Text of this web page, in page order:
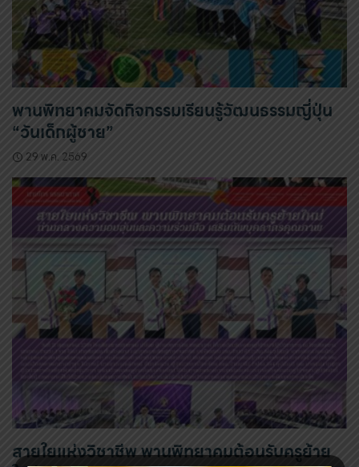
พานพิทยาคมจัดกิจกรรมเรียนรู้วัฒนธรรมญี่ปุ่น
“วันเด็กผู้ชาย”
29 พ.ค. 2569
สายใยแห่งวิชาชีพ พานพิทยาคมต้อนรับครูย้าย